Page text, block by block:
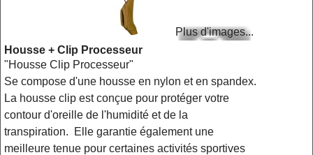
Plus d'images...
Housse + Clip Processeur
"Housse Clip Processeur"
Se compose d'une housse en nylon et en spandex.
La housse clip est conçue pour protéger votre
contour d'oreille de l'humidité et de la
transpiration. Elle garantie également une
meilleure tenue pour certaines activités sportives